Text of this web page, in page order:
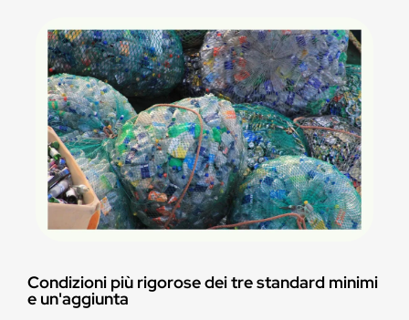
Condizioni più rigorose dei tre standard minimi
e un'aggiunta